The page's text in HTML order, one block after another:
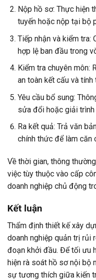
Nộp hồ sơ: Thực hiện
tuyến hoặc nộp tại bộ
Tiếp nhận và kiểm tra:
hợp lệ ban đầu trong
Kiểm tra chuyên môn:
an toàn kết cấu và tính
Yêu cầu bổ sung:
sửa đổi hoặc giải trình
Ra kết quả: Trả văn
chính thức để làm căn
Về thời gian, thông
việc tùy thuộc vào cấp
doanh nghiệp chủ động
Kết luận
Thẩm định thiết kế xây
doanh nghiệp quản trị rủi
đoạn khởi đầu. Để tối ưu
hiện rà soát hồ sơ nội bộ
sự tương thích giữa kiến